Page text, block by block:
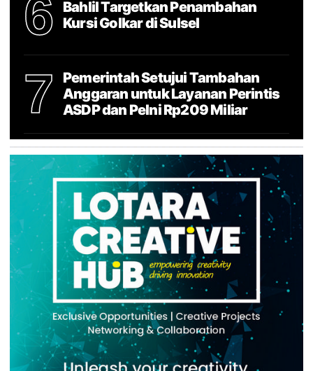
6
Bahlil Targetkan Penambahan
Kursi Golkar di Sulsel
7
Pemerintah Setujui Tambahan
Anggaran untuk Layanan Perintis
ASDP dan Pelni Rp209 Miliar